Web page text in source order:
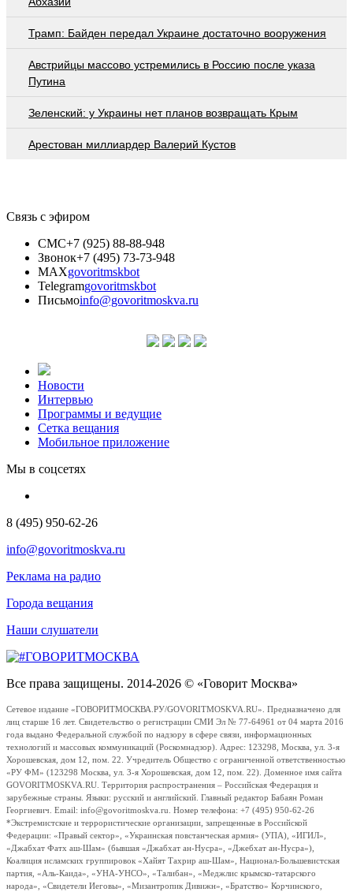
Трамп: Байден передал Украине достаточно вооружения
Австрийцы массово устремились в Россию после указа
Путина
Зеленский: у Украины нет планов возвращать Крым
Арестован миллиардер Валерий Кустов
Связь с эфиром
СМС+7 (925) 88-88-948
Звонок+7 (495) 73-73-948
MAXgovoritmskbot
Telegramgovoritmskbot
Письмоinfo@govoritmoskva.ru
Новости
Интервью
Программы и ведущие
Сетка вещания
Мобильное приложение
Мы в соцсетях
8 (495) 950-62-26
info@govoritmoskva.ru
Реклама на радио
Города вещания
Наши слушатели
Все права защищены. 2014-2026 © «Говорит Москва»
Сетевое издание «ГОВОРИТМОСКВА.РУ/GOVORITMOSKVA.RU». Предназначено для
лиц старше 16 лет. Свидетельство о регистрации СМИ Эл № 77-64961 от 04 марта 2016
года выдано Федеральной службой по надзору в сфере связи, информационных
технологий и массовых коммуникаций (Роскомнадзор). Адрес: 123298, Москва, ул. 3-я
Хорошевская, дом 12, пом. 22. Учредитель Общество с ограниченной ответственностью
«РУ ФМ» (123298 Москва, ул. 3-я Хорошевская, дом 12, пом. 22). Доменное имя сайта
GOVORITMOSKVA.RU. Территория распространения – Российская Федерация и
зарубежные страны. Языки: русский и английский. Главный редактор Бабаян Роман
Георгиевич. Email: info@govoritmoskva.ru. Номер телефона: +7 (495) 950-62-26
*Экстремистские и террористические организации, запрещенные в Российской
Федерации: «Правый сектор», «Украинская повстанческая армия» (УПА), «ИГИЛ»,
«Джабхат Фатх аш-Шам» (бывшая «Джабхат ан-Нусра», «Джебхат ан-Нусра»),
Коалиция исламских группировок «Хайят Тахрир аш-Шам», Национал-Большевистская
партия, «Аль-Каида», «УНА-УНСО», «Талибан», «Меджлис крымско-татарского
народа», «Свидетели Иеговы», «Мизантропик Дивижн», «Братство» Корчинского,